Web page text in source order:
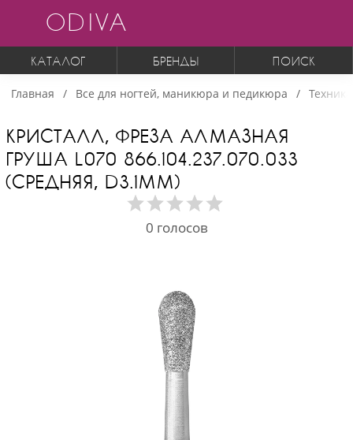
ODIVA
КАТАЛОГ БРЕНДЫ ПОИСК
Главная Все для ногтей, маникюра и педикюра
КРИСТАЛЛ, ФРЕЗА АЛМАЗНАЯ
ГРУША L070 866.104.237.070.033
(СРЕДНЯЯ, D3.1ММ)
0 голосов